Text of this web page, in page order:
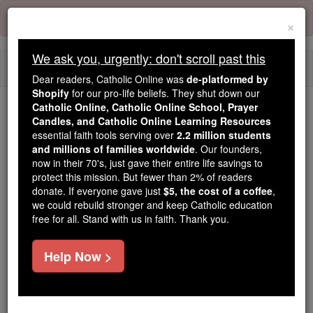
Skip
content
Trending:
Daily Reading for Thursday, October ...
Today's Reading The Mysteries of the Rosary
Psalmen - Kapitel 36
Psalmen ⌄
[ Für den Chorleiter des Knechtes des HERRN
×
We ask you, urgently: don't scroll past this
Dear readers, Catholic Online was de-platformed by
Shopify for our pro-life beliefs. They shut down our
Catholic Online, Catholic Online School, Prayer
Candles, and Catholic Online Learning Resources
essential faith tools serving over 2.2 million students
and millions of families worldwide. Our founders,
now in their 70's, just gave their entire life savings to
protect this mission. But fewer than 2% of readers
donate. If everyone gave just $5, the cost of a coffee,
we could rebuild stronger and keep Catholic education
free for all. Stand with us in faith. Thank you.
Help Now >